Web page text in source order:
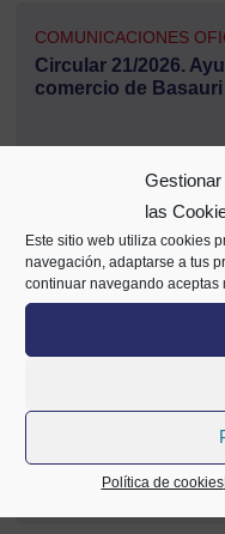
las
Este sitio web utiliza cookies
navegación, adaptarse a tus
continuar navegando aceptas
Política de cookies
COMUNICACIONES
Circular 21/2026.
comercio de Basauri
Descargar PDF
Circular 20/2026.
Sariak 2026
Descargar PDF